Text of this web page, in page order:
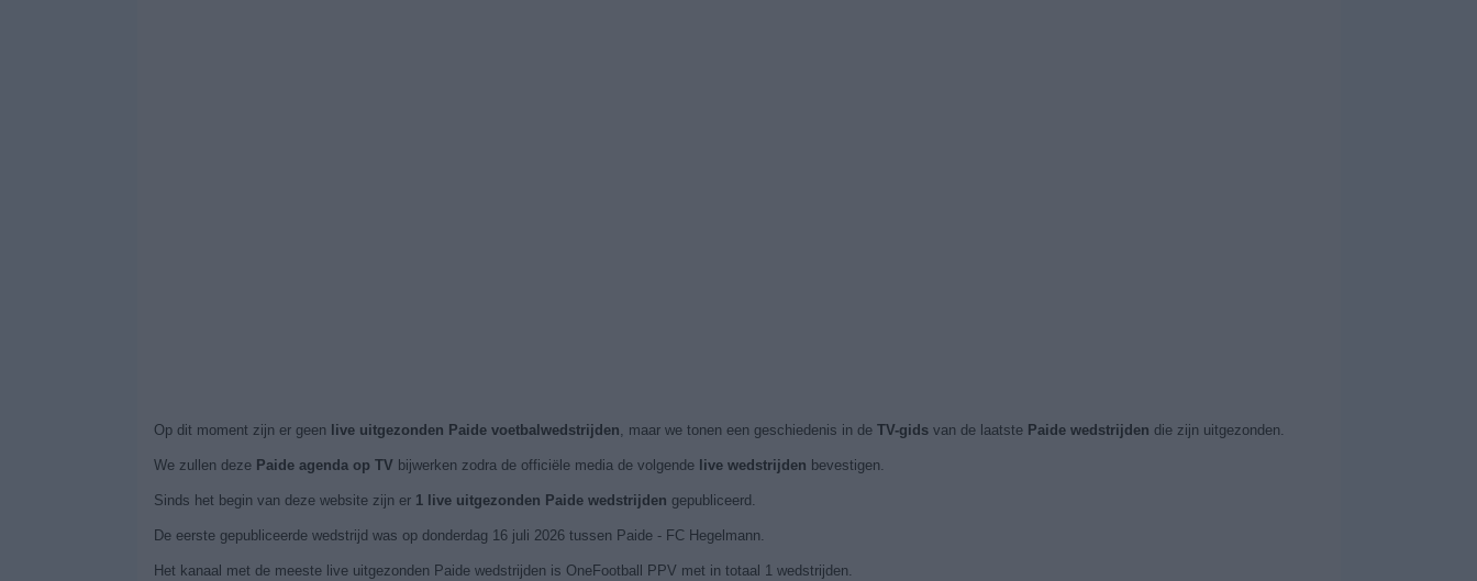
Op dit moment zijn er geen live uitgezonden Paide voetbalwedstrijden, maar we tonen een geschiedenis in de TV-gidsvan de laatste Paide wedstrijden die zijn uitgezonden.
We zullen deze Paide agenda op TV bijwerken zodra de officiële media de volgende live wedstrijden bevestigen.
Sinds het begin van deze website zijn er 1 live uitgezonden Paide wedstrijden gepubliceerd.
De eerste gepubliceerde wedstrijd was op donderdag 16 juli 2026 tussen Paide - FC Hegelmann.
Het kanaal met de meeste live uitgezonden Paide wedstrijden is OneFootball PPV met in totaal 1 wedstrijden.